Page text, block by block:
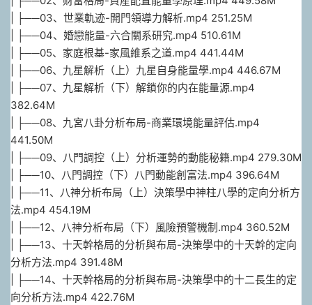
| ├──03、世業軌迹-開門領導力解析.mp4 251.25M
| ├──04、婚戀能量-六合關系研究.mp4 510.61M
| ├──05、家庭根基-家風維系之道.mp4 441.44M
| ├──06、九星解析（上）九星自身能量學.mp4 446.67M
| ├──07、九星解析（下）解鎖你的内在能量源.mp4
382.64M
| ├──08、九宮八卦分析布局-商業環境能量評估.mp4
441.50M
| ├──09、八門調控（上）分析運勢的動能秘籍.mp4 279.30M
| ├──10、八門調控（下）八門動能創富法.mp4 396.64M
| ├──11、八神分析布局（上）決策學中神柱八學的定向分析方
法.mp4 454.19M
| ├──12、八神分析布局（下）風險預警機制.mp4 360.52M
| ├──13、十天幹格局的分析與布局-決策學中的十天幹的定向
分析方法.mp4 391.48M
| ├──14、十天幹格局的分析與布局-決策學中的十二長生的定
向分析方法.mp4 422.76M